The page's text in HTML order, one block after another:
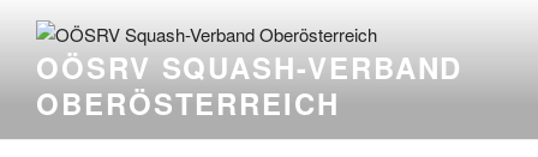
Inhalt
springenOÖSRV SQUASH-VERBAND
OBERÖSTERREICH